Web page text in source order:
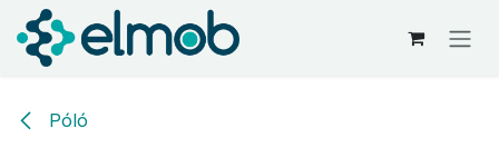
Kihagyás és továbblépés a tartalomhoz
Póló